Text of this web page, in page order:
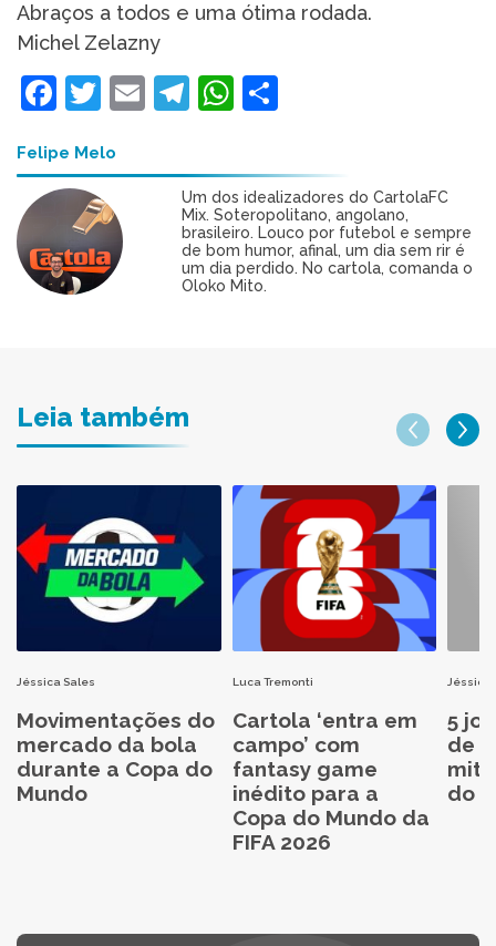
Abraços a todos e uma ótima rodada.
Michel Zelazny
Facebook
Twitter
EmailTelegram
WhatsApp
Felipe Melo
Um dos idealizadores do CartolaFC
Mix. Soteropolitano, angolano,
brasileiro. Louco por futebol e sempre
de bom humor, afinal, um dia sem rir é
um dia perdido. No cartola, comanda o
Oloko Mito.
Leia também
Jéssica Sales
Movimentações do
mercado da bola
durante a Copa do
Mundo
Luca Tremonti
Cartola ‘entra em
campo’ com
fantasy game
inédito para a
Copa do Mundo da
FIFA 2026
Jéssica
5
de
do